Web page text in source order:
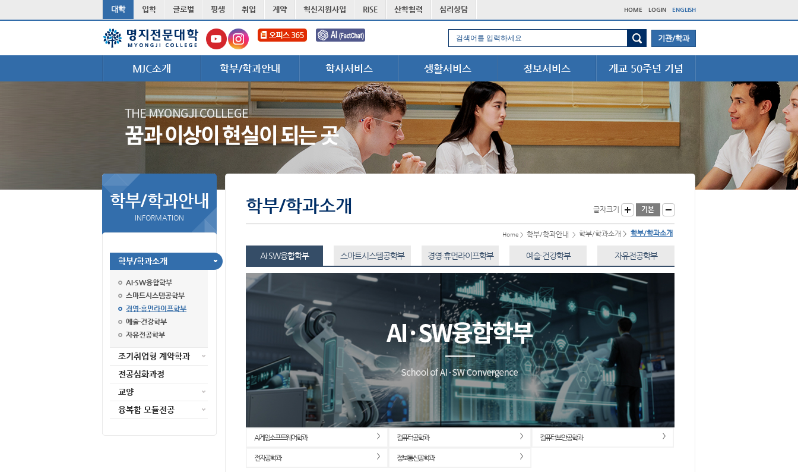
서브메뉴 바로가기 본문 바로가기
대학 입학 글로벌 평생 취업 계약 혁신지원사업 RISE 산학협력 심리상담 HOME LOGIN ENGLISH
기관/학과
MJC소개 학부/학과안내 학사서비스 생활서비스 정보서비스 개교 50주년 기념
학부/학과안내
INFORMATION
학부/학과소개
AI·SW융합학부
스마트시스템공학부
경영·휴먼라이프학부
예술·건강학부
자유전공학부
조기취업형 계약학과
전공심화과정
교양
융복합 모듈전공
글자크기
학부/학과소개
Home > 학부/학과안내 > 학부/학과소개 > 학부/학과소개
AI·SW융합학부 스마트시스템공학부 경영·휴먼라이프학부 예술·건강학부 자유전공학부
AI게임소프트웨어학과 컴퓨터공학과 컴퓨터보안공학과
전자공학과 정보통신공학과